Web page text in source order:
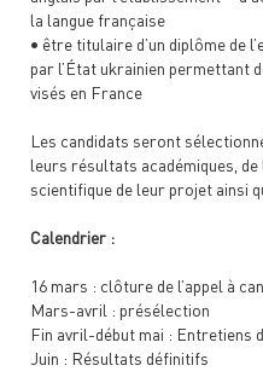
la langue française
• être titulaire d’un diplôme de
par l’État ukrainien permettant
visés en France
Les candidats seront
leurs résultats académiques,
scientifique de leur projet ainsi
Calendrier :
16 mars : clôture de l’appel à
Mars-avril : présélection
Fin avril-début mai : Entretiens
Juin : Résultats définitifs